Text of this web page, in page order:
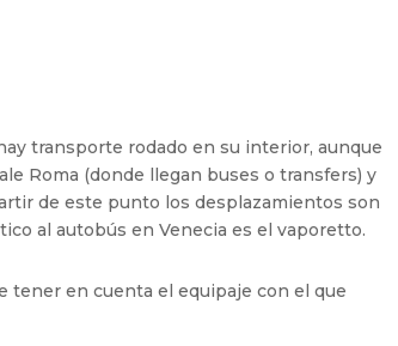
transporte rodado en su interior, aunque
Roma (donde llegan buses o transfers) y
de este punto los desplazamientos son
al autobús en Venecia es el vaporetto.
tener en cuenta el equipaje con el que